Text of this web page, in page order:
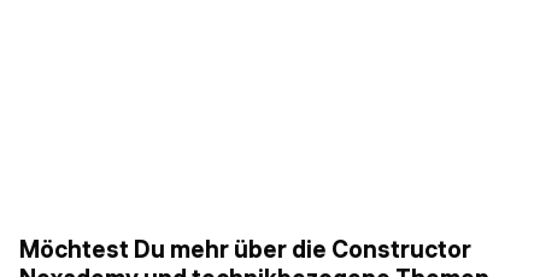
Möchtest Du mehr über die Constructor